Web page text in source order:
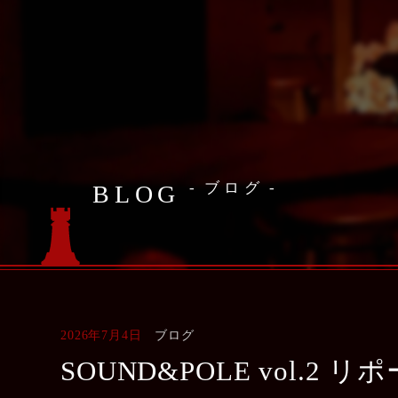
BLOG ブログ
2026年7月4日 ブログ
SOUND&POLE vol.2 リポ